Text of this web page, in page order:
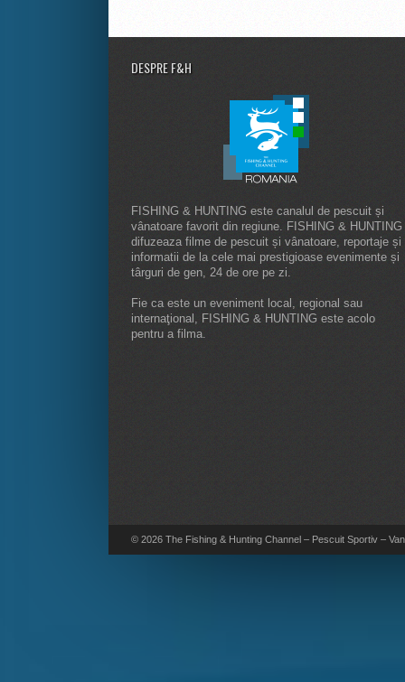
DESPRE F&H
FISHING & HUNTING este canalul de pescuit și
vânatoare favorit din regiune. FISHING & HUNTING
difuzeaza filme de pescuit și vânatoare, reportaje și
informatii de la cele mai prestigioase evenimente și
târguri de gen, 24 de ore pe zi.
Fie ca este un eveniment local, regional sau
internaţional, FISHING & HUNTING este acolo
pentru a filma.
© 2026 The Fishing & Hunting Channel – Pescuit Sportiv –